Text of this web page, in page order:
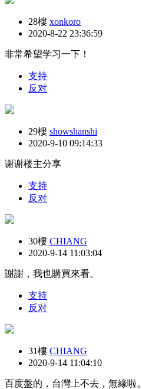
28樓 xonkoro
2020-8-22 23:36:59
非常希望学习一下！
支持
反对
29樓 showshanshi
2020-9-10 09:14:33
谢谢楼主分享
支持
反对
30樓 CHIANG
2020-9-14 11:03:04
謝謝，我也購買來看。
支持
反对
31樓 CHIANG
2020-9-14 11:04:10
百度盤的，台灣上不去，無緣啦。